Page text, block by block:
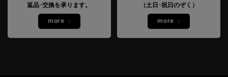
返品･交換を承ります。
more
（土日･祝日のぞく）
more